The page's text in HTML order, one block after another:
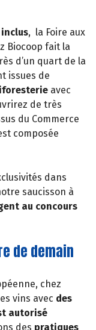
inclus, la Foire aux
Biocoop fait la
d’un quart de la
issues de
avec
de très
du Commerce
composée
dans
saucisson à
au concours
de demain
chez
vins avec des
autorisé
des pratiques